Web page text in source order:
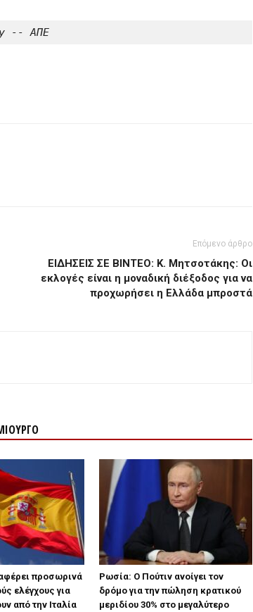
-- ΑΠΕ
Επόμενο άρθρο
ΕΙΔΗΣΕΙΣ ΣΕ ΒΙΝΤΕΟ: Κ. Μητσοτάκης: Οι
εκλογές είναι η μοναδική διέξοδος για να
προχωρήσει η Ελλάδα μπροστά
προσωρινά
ελέγχους για
από την Ιταλία
Ρωσία: Ο Πούτιν ανοίγει τον
δρόμο για την πώληση κρατικού
μεριδίου 30% στο μεγαλύτερο